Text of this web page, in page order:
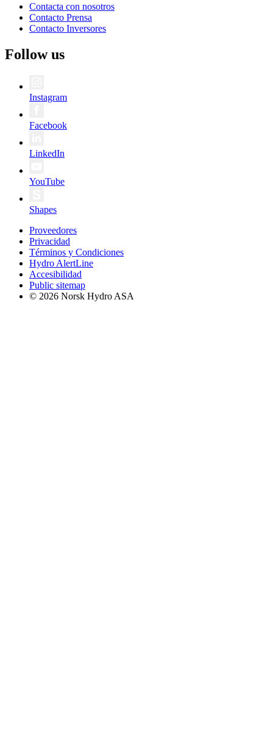
Contacta con nosotros
Contacto Prensa
Contacto Inversores
Follow us
Instagram
Facebook
LinkedIn
YouTube
Shapes
Proveedores
Privacidad
Términos y Condiciones
Hydro AlertLine
Accesibilidad
Public sitemap
© 2026 Norsk Hydro ASA